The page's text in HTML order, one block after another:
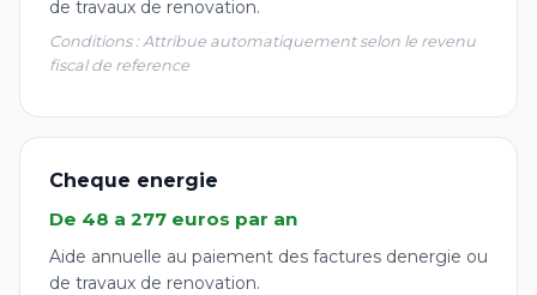
de travaux de renovation.
Conditions : Attribue automatiquement selon le revenu
fiscal de reference
Cheque energie
De 48 a 277 euros par an
Aide annuelle au paiement des factures denergie ou
de travaux de renovation.